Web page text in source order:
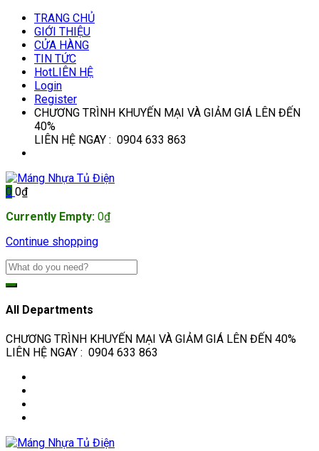
TRANG CHỦ
GIỚI THIỆU
CỬA HÀNG
TIN TỨC
HotLIÊN HỆ
Login
Register
CHƯƠNG TRÌNH KHUYẾN MẠI VÀ GIẢM GIÁ LÊN ĐẾN
40%
LIÊN HỆ NGAY : 0904 633 863
0 0₫
Currently Empty: 0₫
Continue shopping
All Departments
CHƯƠNG TRÌNH KHUYẾN MẠI VÀ GIẢM GIÁ LÊN ĐẾN 40%
LIÊN HỆ NGAY : 0904 633 863